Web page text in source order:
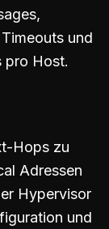
und
pro Host.
Hops zu
Adressen
Hypervisor
und